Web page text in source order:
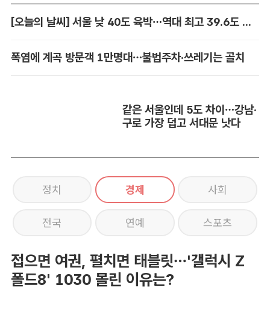
[오늘의 날씨] 서울 낮 40도 육박…역대 최고 39.6도 위협
폭염에 계곡 방문객 1만명대…불법주차·쓰레기는 골치
같은 서울인데 5도 차이…강남·
구로 가장 덥고 서대문 낫다
정치 경제 사회
전국 연예 스포츠
접으면 여권, 펼치면 태블릿…'갤럭시 Z
폴드8' 1030 몰린 이유는?